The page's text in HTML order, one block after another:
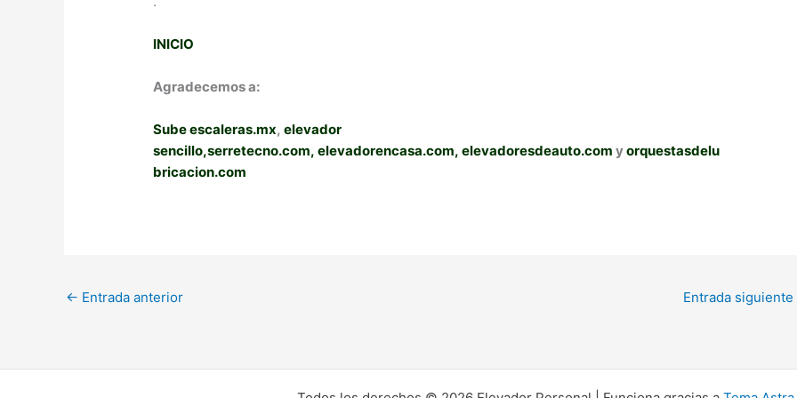
INICIO
Agradecemos a:
Sube escaleras.mx,elevador
sencillo,serretecno.com, elevadorencasa.com, elevadoresdeauto.com yorquestasdelu
bricacion.com
← Entrada anterior Entrada siguiente